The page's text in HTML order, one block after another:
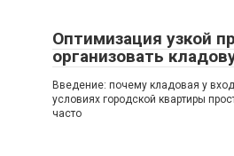
Оптимизация узкой
организовать
Введение: почему кладовая у
условиях городской квартиры
часто